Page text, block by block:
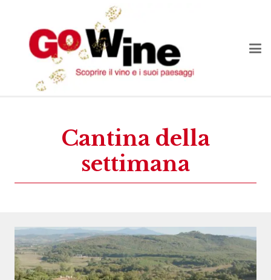
Cantina della
settimana